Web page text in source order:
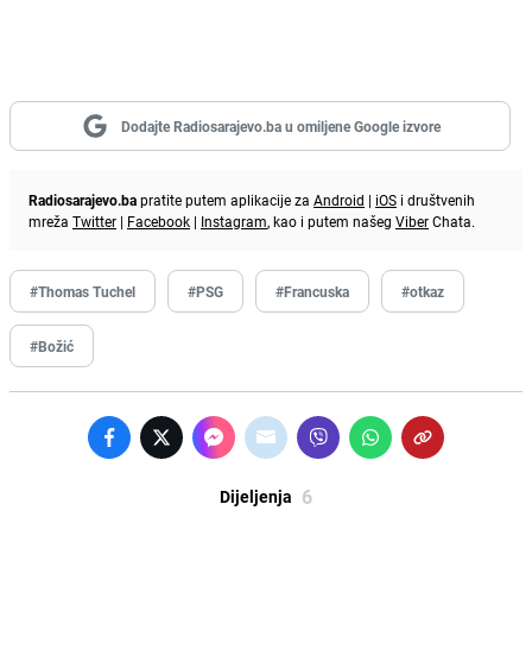
Dodajte Radiosarajevo.ba u omiljene Google izvore
Radiosarajevo.bapratite putem aplikacije za Android | iOS i društvenih
mreža Twitter | Facebook | Instagram, kao i putem našeg ViberChata.
#Thomas Tuchel #PSG #Francuska #otkaz
#Božić
Dijeljenja 6